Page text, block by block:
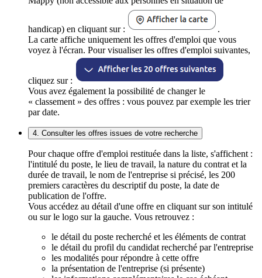
handicap) en cliquant sur :
.
La carte affiche uniquement les offres d'emploi que vous
voyez à l'écran. Pour visualiser les offres d'emploi suivantes,
cliquez sur :
Vous avez également la possibilité de changer le
« classement » des offres : vous pouvez par exemple les trier
par date.
4. Consulter les offres issues de votre recherche
Pour chaque offre d'emploi restituée dans la liste, s'affichent :
l'intitulé du poste, le lieu de travail, la nature du contrat et la
durée de travail, le nom de l'entreprise si précisé, les 200
premiers caractères du descriptif du poste, la date de
publication de l'offre.
Vous accédez au détail d'une offre en cliquant sur son intitulé
ou sur le logo sur la gauche. Vous retrouvez :
le détail du poste recherché et les éléments de contrat
le détail du profil du candidat recherché par l'entreprise
les modalités pour répondre à cette offre
la présentation de l'entreprise (si présente)